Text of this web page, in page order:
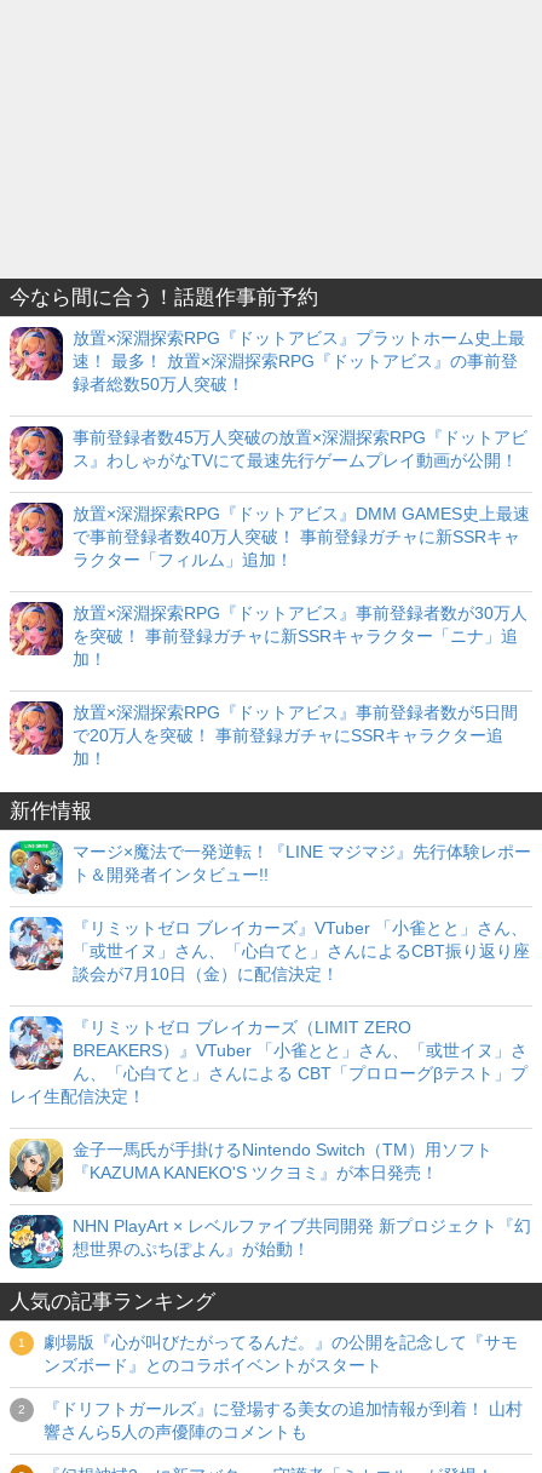
今なら間に合う！話題作事前予約
放置×深淵探索RPG『ドットアビス』プラットホーム史上最
速！ 最多！ 放置×深淵探索RPG『ドットアビス』の事前登
録者総数50万人突破！
事前登録者数45万人突破の放置×深淵探索RPG『ドットアビ
ス』わしゃがなTVにて最速先行ゲームプレイ動画が公開！
放置×深淵探索RPG『ドットアビス』DMM GAMES史上最速
で事前登録者数40万人突破！ 事前登録ガチャに新SSRキャ
ラクター「フィルム」追加！
放置×深淵探索RPG『ドットアビス』事前登録者数が30万人
を突破！ 事前登録ガチャに新SSRキャラクター「ニナ」追
加！
放置×深淵探索RPG『ドットアビス』事前登録者数が5日間
で20万人を突破！ 事前登録ガチャにSSRキャラクター追
加！
新作情報
マージ×魔法で一発逆転！『LINE マジマジ』先行体験レポー
ト＆開発者インタビュー!!
『リミットゼロ ブレイカーズ』VTuber 「小雀とと」さん、
「或世イヌ」さん、「心白てと」さんによるCBT振り返り座
談会が7月10日（金）に配信決定！
『リミットゼロ ブレイカーズ（LIMIT ZERO
BREAKERS）』VTuber 「小雀とと」さん、「或世イヌ」さ
ん、「心白てと」さんによる CBT「プロローグβテスト」プ
レイ生配信決定！
金子一馬氏が手掛けるNintendo Switch（TM）用ソフト
『KAZUMA KANEKO'S ツクヨミ』が本日発売！
NHN PlayArt × レベルファイブ共同開発 新プロジェクト『幻
想世界のぷちぽよん』が始動！
人気の記事ランキング
劇場版『心が叫びたがってるんだ。』の公開を記念して『サモ
ンズボード』とのコラボイベントがスタート
『ドリフトガールズ』に登場する美女の追加情報が到着！ 山村
響さんら5人の声優陣のコメントも